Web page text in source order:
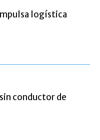
logística
conductor de